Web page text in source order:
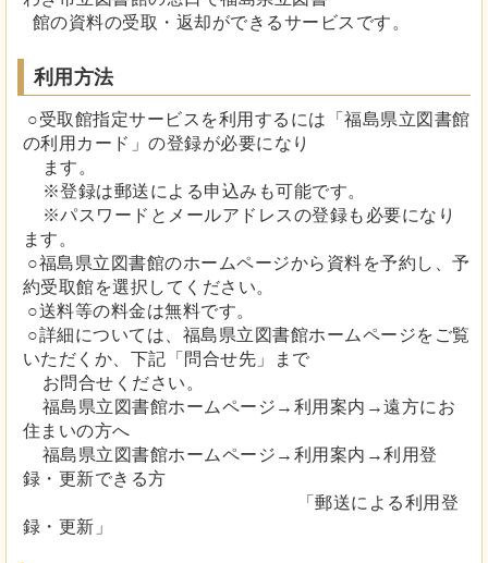
館の資料の受取・返却ができるサービスです。
利用方法
○受取館指定サービスを利用するには「福島県立図書館
の利用カード」の登録が必要になり
ます。
※登録は郵送による申込みも可能です。
※パスワードとメールアドレスの登録も必要になり
ます。
○福島県立図書館のホームページから資料を予約し、予
約受取館を選択してください。
○送料等の料金は無料です。
○詳細については、福島県立図書館ホームページをご覧
いただくか、下記「問合せ先」まで
お問合せください。
福島県立図書館ホームページ→利用案内→遠方にお
住まいの方へ
福島県立図書館ホームページ→利用案内→利用登
録・更新できる方
「郵送による利用登
録・更新」